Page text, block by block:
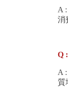
A
消
Q
A
質